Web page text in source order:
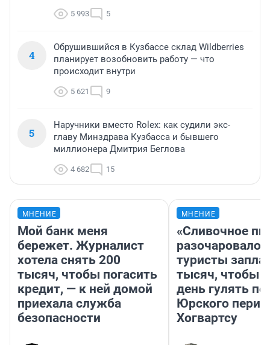
5 993 5
4
Обрушившийся в Кузбассе склад Wildberries
планирует возобновить работу — что
происходит внутри
5 621 9
5
Наручники вместо Rolex: как судили экс-
главу Минздрава Кузбасса и бывшего
миллионера Дмитрия Беглова
4 682 15
МНЕНИЕ
Мой банк меня
бережет. Журналист
хотела снять 200
тысяч, чтобы погасить
кредит, — к ней домой
приехала служба
безопасности
МНЕНИЕ
«Сливочное
разочаровало»:
туристы
тысяч, чтобы
день гулять по
Юрского
Хогвартсу